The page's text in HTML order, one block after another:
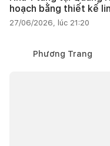
hoạch bằng thiết kế
27/06/2026, lúc 21:20
Phương Trang